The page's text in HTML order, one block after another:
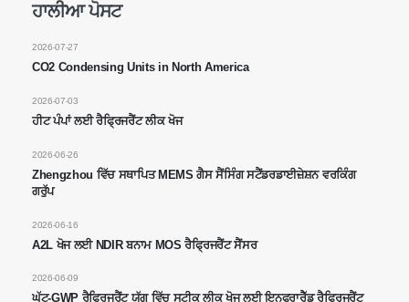
ਹਾਲੀਆ ਪੋਸਟ
CO2 Condensing Units in North America
2026-07-27
ਹੀਟ ਪੰਪਾਂ ਲਈ ਰੈਫ੍ਰਿਜਰੈਂਟ ਲੀਕ ਖੋਜ
2026-07-03
Zhengzhou ਵਿੱਚ ਸਥਾਪਿਤ MEMS ਗੈਸ ਸੈਂਸਿੰਗ ਸਟੈਂਡਰਡਾਈਜ਼ੇਸ਼ਨ ਵਰਕਿੰਗ
ਗਰੁੱਪ
2026-06-26
A2L ਖੋਜ ਲਈ NDIR ਬਨਾਮ MOS ਰੈਫ੍ਰਿਜਰੈਂਟ ਸੈਂਸਰ
2026-06-16
ਘੱਟ-GWP ਰੈਫ੍ਰਿਜਰੈਂਟ ਯੁੱਗ ਵਿੱਚ ਸਟੀਕ ਲੀਕ ਖੋਜ ਲਈ ਇਨਫਰਾਰੈੱਡ ਰੈਫ੍ਰਿਜਰੈਂਟ
2026-06-09
ਪਤਾ: ਨਹੀਂ 299 ਜਿਨਸਯੂ ਰੋਡ, ਨੈਸ਼ਨਲ ਹਾਈ-ਟੈਕ ਐਂਕਜ, ਜ਼ੇਂਗਜ਼ੌ
ਟੇਲ:0086-371-67169097
ਈਮੇਲ:cece@winsensor.com
ਵਟਸਐਪ: +8618595618735
WeChat